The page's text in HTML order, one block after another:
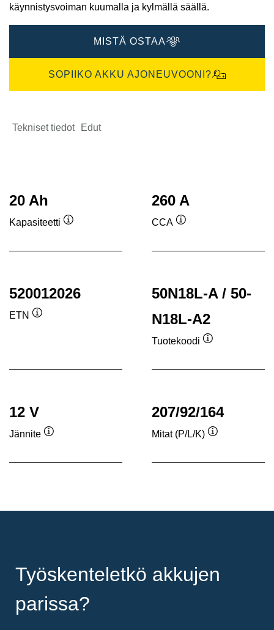
käynnistysvoiman kuumalla ja kylmällä säällä.
MISTÄ OSTAA
SOPIIKO AKKU AJONEUVOONI?
Tekniset tiedot Edut
20 Ah
Kapasiteetti
260 A
CCA
520012026
ETN
50N18L-A / 50-
N18L-A2
Tuotekoodi
12 V
Jännite
207/92/164
Mitat (P/L/K)
Työskenteletkö akkujen
parissa?